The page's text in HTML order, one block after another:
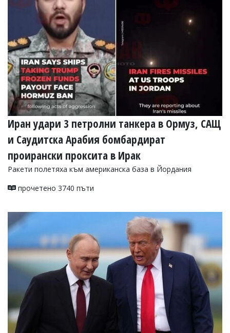
РАЗСЛЕДВАНЕ
БИЗНЕС
ЮГ
Управители:
Веселин
Василев,
email:
v.vasilev@flagman.bg
Катя
Касабова,
еmail:k.kassabova@flagman.bg
редактор:
email:
office@flagman.bg
под
статиите
въвеждат
читателите
редакцията
не
Иран удари 3 петролни танкера в Ормуз, САЩ
и Саудитска Арабия бомбардират
проирански проксита в Ирак
Ракети полетяха към американска база в Йордания
прочетено 3740 пъти